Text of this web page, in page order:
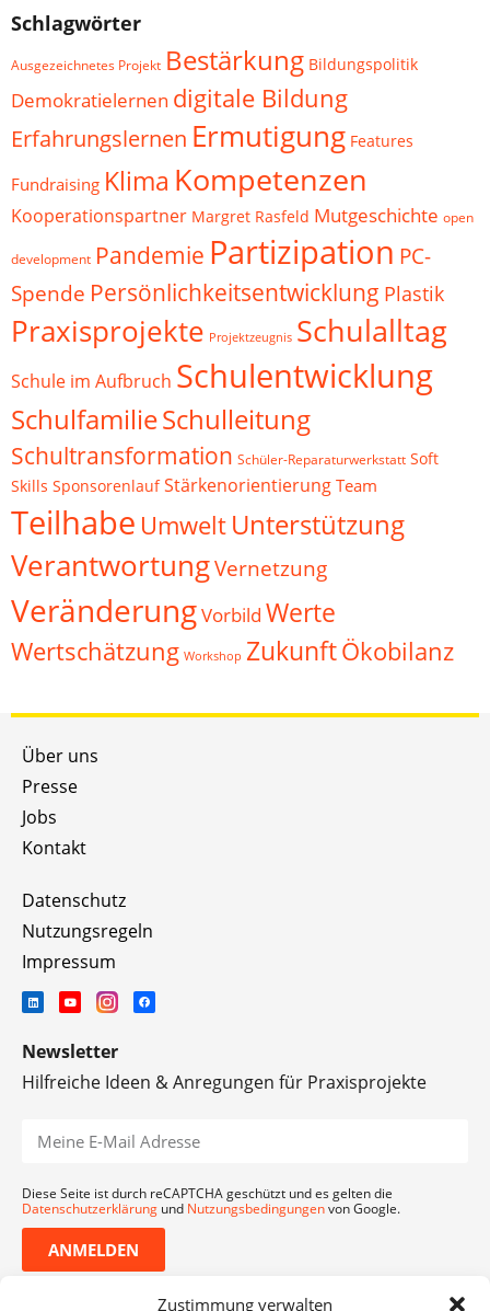
Zustimmung verwalten
Schlagwörter
Ausgezeichnetes Projekt Bestärkung Bildungspolitik
Demokratielernen digitale Bildung
Erfahrungslernen Ermutigung Features
Fundraising Klima Kompetenzen
Kooperationspartner Margret Rasfeld Mutgeschichte open
development Pandemie Partizipation PC-
Spende Persönlichkeitsentwicklung Plastik
Praxisprojekte Projektzeugnis Schulalltag
Schule im Aufbruch Schulentwicklung
SchulfamilieSchulleitung
Schultransformation Schüler-Reparaturwerkstatt Soft
Skills Sponsorenlauf Stärkenorientierung Team
Teilhabe Umwelt Unterstützung
VerantwortungVernetzung
VeränderungVorbild Werte
Wertschätzung Workshop ZukunftÖkobilanz
Über uns
Presse
Jobs
Kontakt
Datenschutz
Nutzungsregeln
Impressum
Newsletter
Hilfreiche Ideen & Anregungen für Praxisprojekte
Diese Seite ist durch reCAPTCHA geschützt und es gelten die
Datenschutzerklärung und Nutzungsbedingungenvon Google.
ANMELDEN